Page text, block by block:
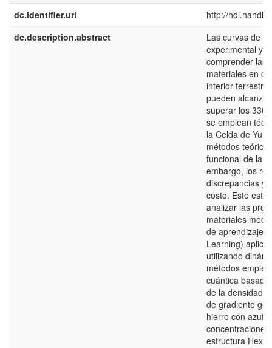
dc.identifier.uri
http://
dc.description.abstract
Las curvas de
experimental y
comprender las
materiales en
interior
pueden
superar los 330
se emplean
la Celda de
métodos
funcional de la
embargo, los
discrepancias y
costo. Este
analizar las
materiales
de aprendizaje
Learning)
utilizando
métodos
cuántica
de la densidad
de gradiente
hierro con
estructura